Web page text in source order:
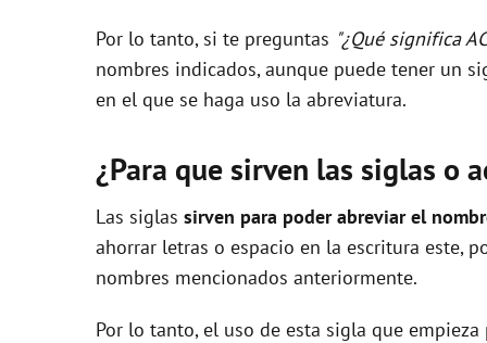
e
Por lo tanto, si te preguntas "¿Qué significa
nombres indicados, aunque puede tener un
en el que se haga uso la abreviatura.
¿Para que sirven las siglas o
Las siglas sirven para poder abreviar el
ahorrar letras o espacio en la escritura este,
nombres mencionados anteriormente.
Por lo tanto, el uso de esta sigla que empieza